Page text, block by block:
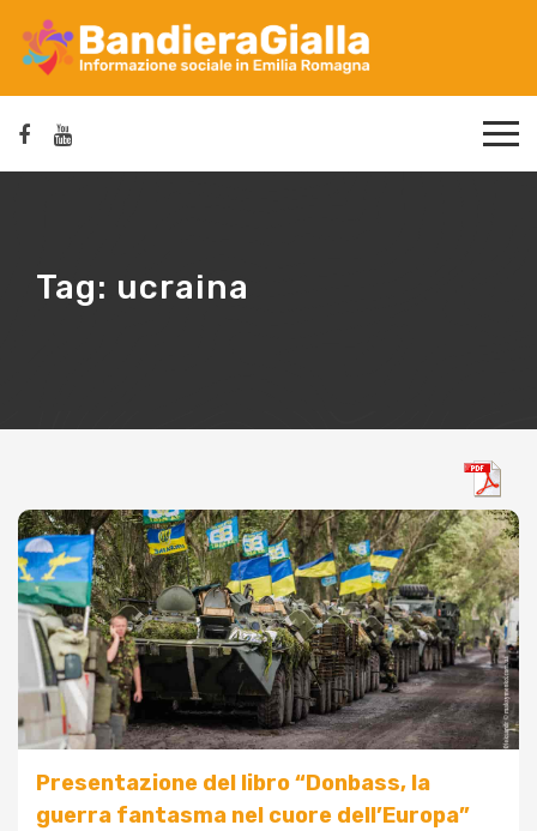
Tag: ucraina
Presentazione del libro “Donbass, la
guerra fantasma nel cuore dell’Europa”